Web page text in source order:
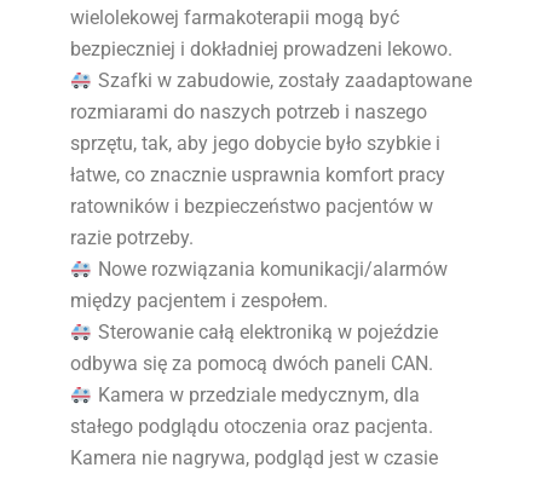
wielolekowej farmakoterapii mogą być
bezpieczniej i dokładniej prowadzeni lekowo.
Szafki w zabudowie, zostały zaadaptowane
rozmiarami do naszych potrzeb i naszego
sprzętu, tak, aby jego dobycie było szybkie i
łatwe, co znacznie usprawnia komfort pracy
ratowników i bezpieczeństwo pacjentów w
razie potrzeby.
Nowe rozwiązania komunikacji/alarmów
między pacjentem i zespołem.
Sterowanie całą elektroniką w pojeździe
odbywa się za pomocą dwóch paneli CAN.
Kamera w przedziale medycznym, dla
stałego podglądu otoczenia oraz pacjenta.
Kamera nie nagrywa, podgląd jest w czasie